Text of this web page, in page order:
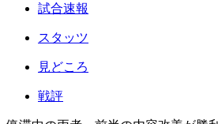
試合速報
スタッツ
見どころ
戦評